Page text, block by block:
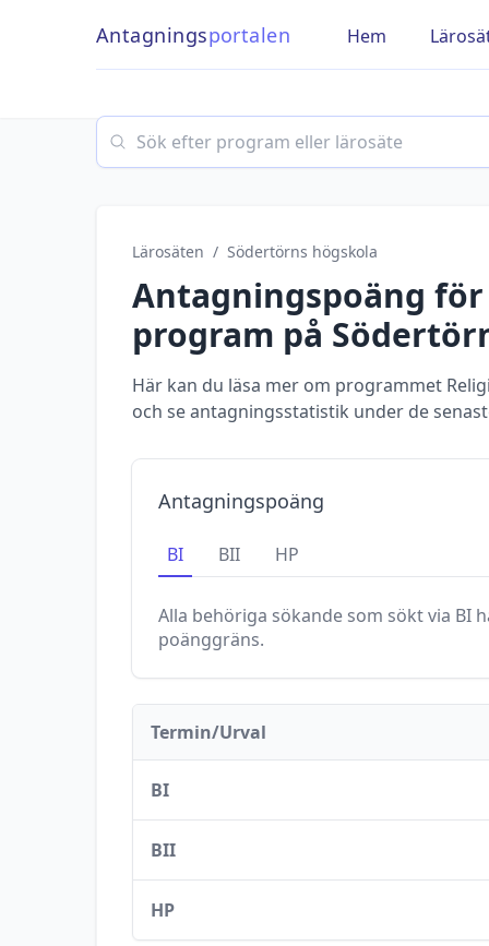
Antagningsportalen Hem
Search
Lärosäten / Södertörns högskola
Antagningspoäng
program på
Här kan du läsa mer om programmet
och se antagningsstatistik under de
Antagningspoäng
BI BII HP
Alla behöriga sökande som sökt via BI
poänggräns.
Termin/Urval
BI
BII
HP